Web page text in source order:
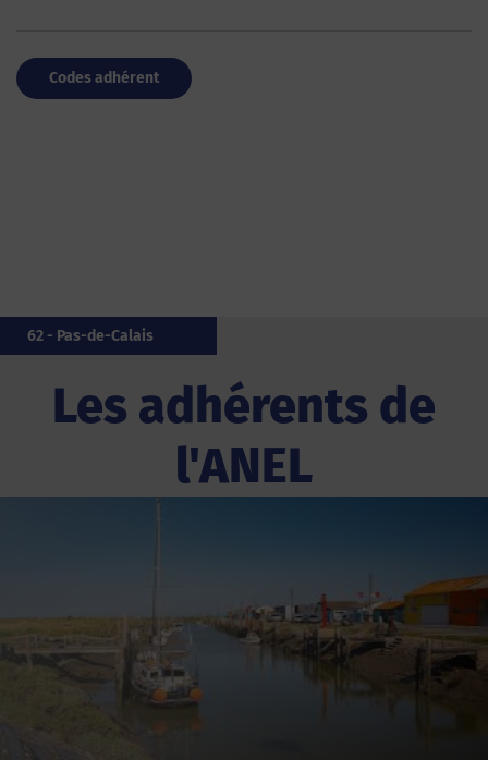
Codes adhérent
Les adhérents de
l'ANEL
85 - Vendée
20 - Corse
33 - Gironde
85 - Vendée
976 - Mayotte
17 - Charente-Maritime
85 - Vendée
06 - Alpes-Maritimes
56 - Morbihan
62 - Pas-de-Calais